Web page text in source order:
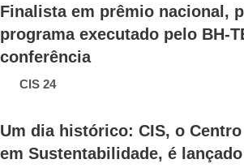
Finalista em prêmio nacional,
programa executado pelo BH-
conferência
CIS 24
Um dia histórico: CIS, o
em Sustentabilidade, é